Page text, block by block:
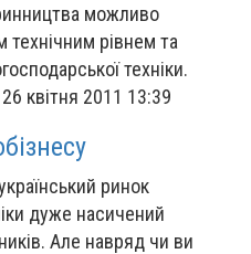
можливо
технічним рівнем та
техніки.
квітня 2011 13:39
ринок
дуже насичений
Але навряд чи ви